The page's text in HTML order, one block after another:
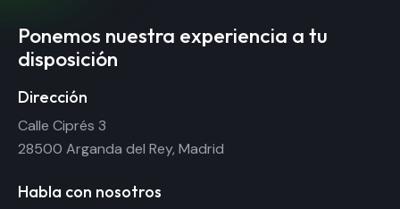
Ponemos nuestra experiencia a tu
disposición
Dirección
Calle Ciprés 3
28500 Arganda del Rey, Madrid
Habla con nosotros